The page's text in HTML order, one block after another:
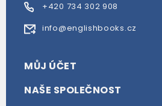
+420 734 302 908
info@englishbooks.cz
MŮJ ÚČET
NAŠE SPOLEČNOST